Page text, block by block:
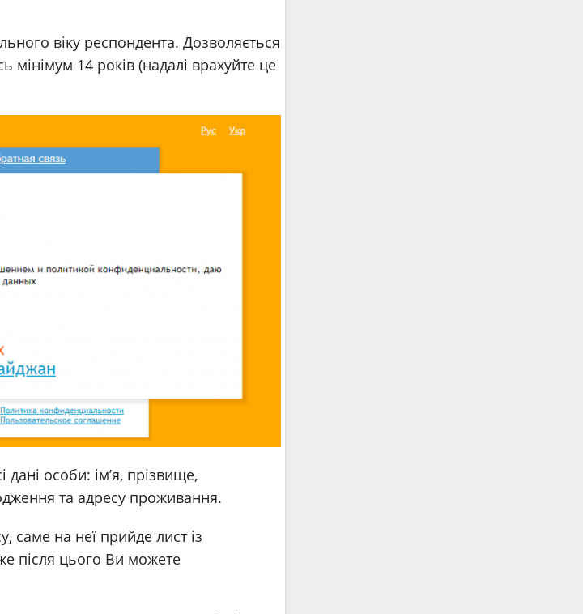
віку респондента. Дозволяється
14 років (надалі врахуйте це
особи: ім’я, прізвище,
та адресу проживання.
саме на неї прийде лист із
після цього Ви можете